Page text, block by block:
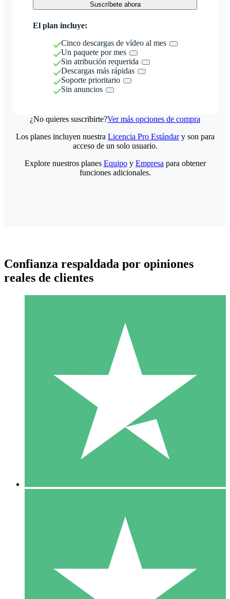
Suscríbete ahora
El plan incluye:
Cinco descargas de vídeo al mes
Un paquete por mes
Sin atribución requerida
Descargas más rápidas
Soporte prioritario
Sin anuncios
¿No quieres suscribirte?Ver más opciones de compra
Paquetes de Créditos Individuales
Paga según el uso con créditos de descarga. Sin compromiso
10 00
10 Descargas
20 00
Los planes incluyen nuestra Licencia Pro Estándary son para
acceso de un solo usuario.
Explore nuestros planes Equipoy Empresa para obtener
funciones adicionales.
Confianza respaldada por opiniones
reales de clientes